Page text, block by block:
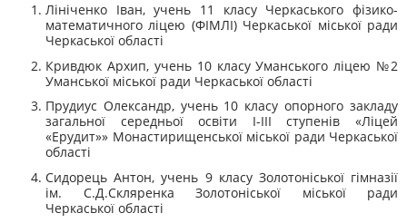
Лініченко Іван, учень 11 класу Черкаського фізико-
математичного ліцею (ФІМЛІ) Черкаської міської ради
Черкаської області
Кривдюк Архип, учень 10 класу Уманського ліцею №2
Уманської міської ради Черкаської області
Прудиус Олександр, учень 10 класу опорного закладу
загальної середньої освіти І-III ступенів «Ліцей
«Ерудит»» Монастирищенської міської ради Черкаської
області
Сидорець Антон, учень 9 класу Золотоніської гімназії
ім. С.Д.Скляренка Золотоніської міської ради
Черкаської області